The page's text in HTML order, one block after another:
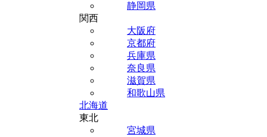
静岡県
関西
大阪府
京都府
兵庫県
奈良県
滋賀県
和歌山県
北海道
東北
宮城県